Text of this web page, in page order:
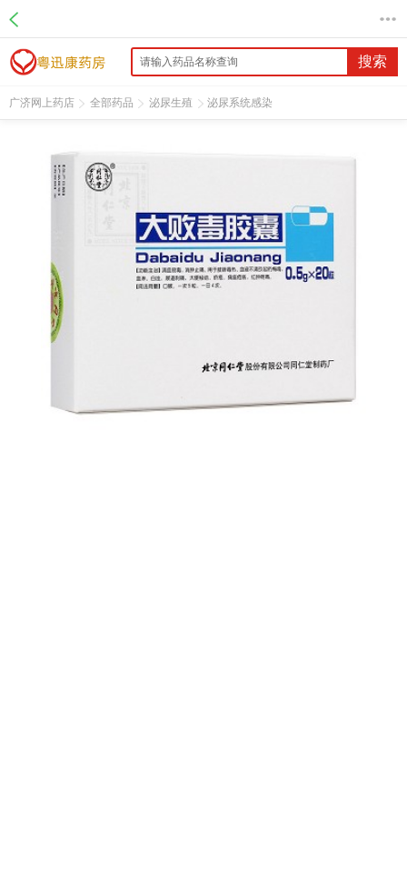
搜索
广济网上药店 全部药品 泌尿生殖 泌尿系统感染
名 称：大败毒胶囊
品 牌：同仁堂
规 格：0.5g*20粒/盒
价 格：￥35.00
厂家：北京同仁堂股份有限公司同仁堂制药厂
促销信息：5盒起36元/盒，10盒起35元/盒，15盒起34元/盒，20盒起33